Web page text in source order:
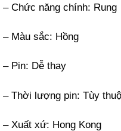
– Chức năng chính: Rung
– Màu sắc: Hồng
– Pin: Dễ thay
– Thời lượng pin: Tùy
– Xuất xứ: Hong Kong